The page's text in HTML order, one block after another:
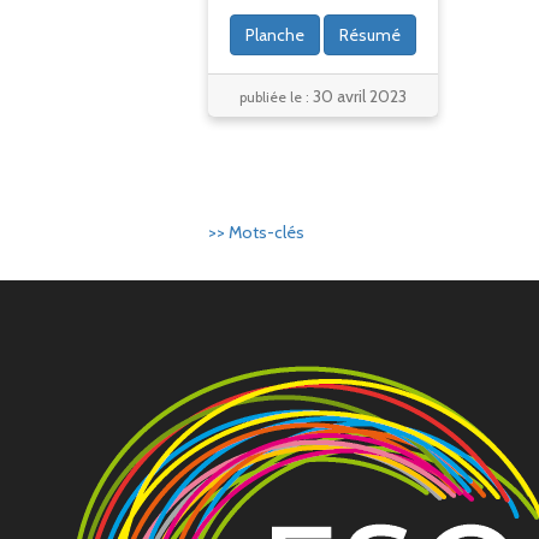
Planche Résumé
publiée le :30 avril 2023
>> Mots-clés